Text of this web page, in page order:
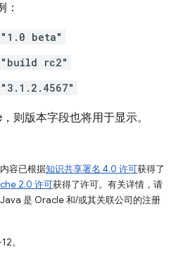
：
"1.0 beta"
"build rc2"
则版本字段也将用于显示。
容已根据知识共享署名 4.0 许可获得了
2.0 许可获得了许可。有关详情，请
是 Oracle 和/或其关联公司的注册
。